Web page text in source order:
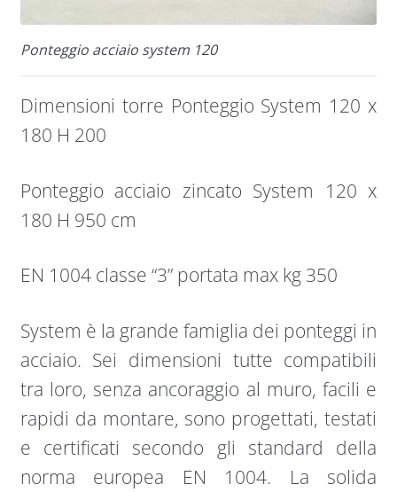
Ponteggio acciaio system 120
Dimensioni torre Ponteggio System 120 x
180 H 200
Ponteggio acciaio zincato System 120 x
180 H 950 cm
EN 1004 classe “3” portata max kg 350
System è la grande famiglia dei ponteggi in
acciaio. Sei dimensioni tutte compatibili
tra loro, senza ancoraggio al muro, facili e
rapidi da montare, sono progettati, testati
e certificati secondo gli standard della
norma europea EN 1004. La solida